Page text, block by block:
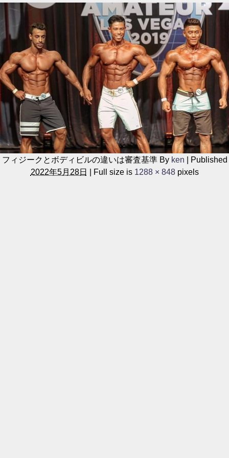
フィジークとボディビルの違いは審査基準 By ken
Published
2022年5月28日
Full size is 1288 × 848pixels